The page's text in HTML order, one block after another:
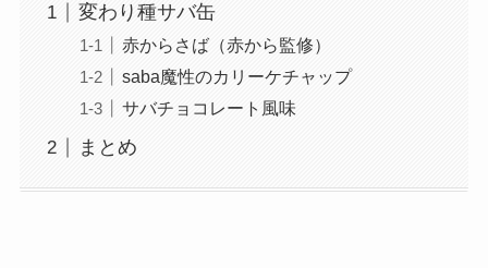
変わり種サバ缶
赤からさば（赤から監修）
saba魔性のカリーケチャップ
サバチョコレート風味
まとめ